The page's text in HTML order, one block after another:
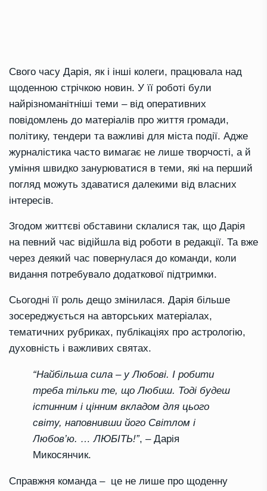
Свого часу Дарія, як і інші колеги, працювала над
щоденною стрічкою новин. У її роботі були
найрізноманітніші теми – від оперативних
повідомлень до матеріалів про життя громади,
політику, тендери та важливі для міста події. Адже
журналістика часто вимагає не лише творчості, а й
уміння швидко занурюватися в теми, які на перший
погляд можуть здаватися далекими від власних
інтересів.
Згодом життєві обставини склалися так, що Дарія
на певний час відійшла від роботи в редакції. Та вже
через деякий час повернулася до команди, коли
видання потребувало додаткової підтримки.
Сьогодні її роль дещо змінилася. Дарія більше
зосереджується на авторських матеріалах,
тематичних рубриках, публікаціях про астрологію,
духовність і важливих святах.
“Найбільша сила – у Любові. І робити
треба тільки те, що Любиш. Тоді будеш
істинним і цінним вкладом для цього
світу, наповнивши його Світлом і
Любов’ю. … ЛЮБІТЬ!”, – Дарія
Микосянчик.
Справжня команда – це не лише про щоденну